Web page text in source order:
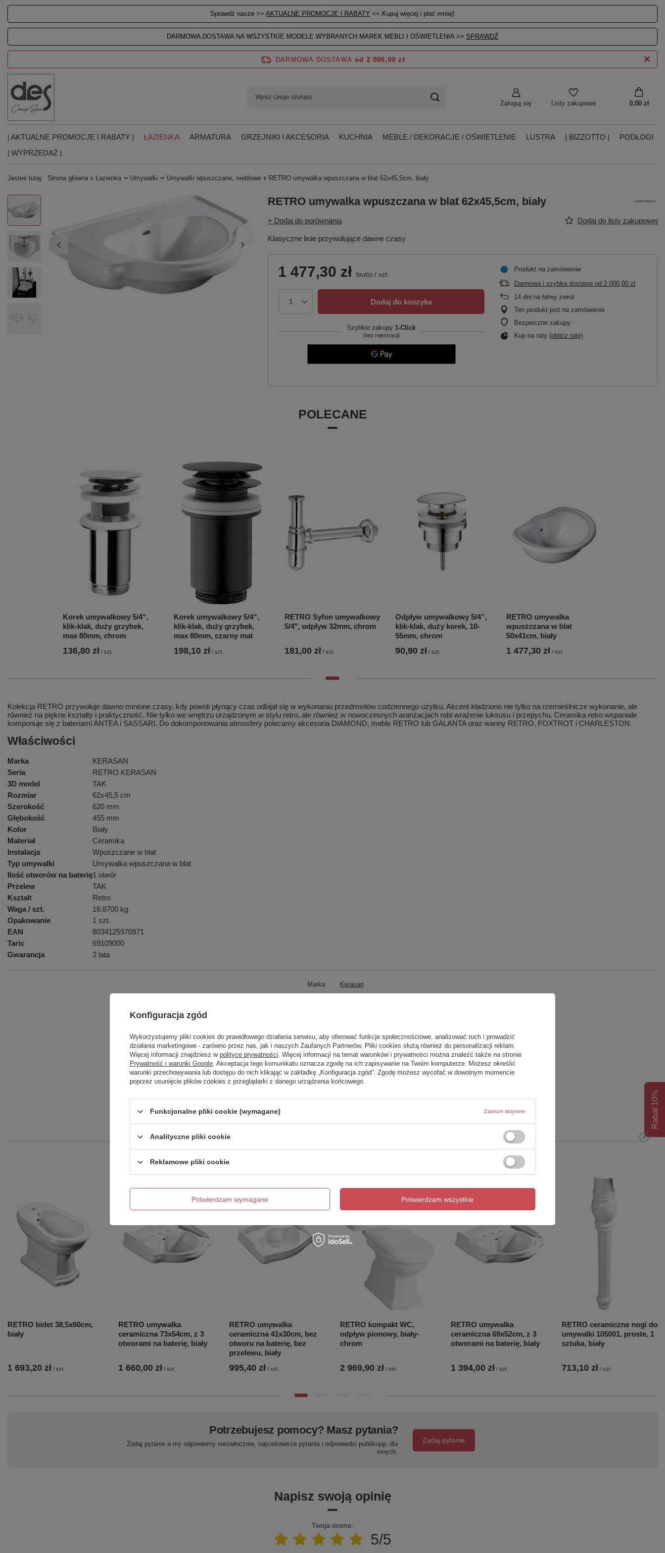
Sprawdź nasze >> AKTUALNE PROMOCJE I RABATY << Kupuj więcej i płać mniej!
DARMOWA DOSTAWA NA WSZYSTKIE MODELE WYBRANYCH MAREK MEBLI I OŚWIETLENIA >> SPRAWDŹ
Zaloguj się Listy zakupowe 0,00 zł
DARMOWA DOSTAWA od 2 000,00 zł
| AKTUALNE PROMOCJE I RABATY | ŁAZIENKA ARMATURA GRZEJNIKI I AKCESORIA KUCHNIA MEBLE / DEKORACJE / OŚWIETLENIE LUSTRA | BIZZOTTO |
PODŁOGI
| WYPRZEDAŻ |
Jesteś tutaj: Strona główna Łazienka Umywalki Umywalki wpuszczane, meblowe RETRO umywalka wpuszczana w blat 62x45,5cm, biały
RETRO umywalka wpuszczana w blat 62x45,5cm, biały
+ Dodaj do porównania Dodaj do listy zakupowej
Klasyczne linie przywołujące dawne czasy
1 477,30 zł brutto/ szt.
Dodaj do koszyka
Szybkie zakupy 1-Click
(bez rejestracji)
Produkt na zamówienie
Darmowa i szybka dostawa od2 000,00 zł
14 dni na łatwy zwrot
Ten produkt jest na zamówienie
Bezpieczne zakupy
Kup na raty (oblicz ratę)
POLECANE
Korek umywalkowy 5/4“,
klik-klak, duży grzybek,
max 80mm, chrom
136,80 zł / szt.
Korek umywalkowy 5/4“,
klik-klak, duży grzybek,
max 80mm, czarny mat
198,10 zł / szt.
RETRO Syfon umywalkowy
5/4", odpływ 32mm, chrom
181,00 zł / szt.
Odpływ umywalkowy 5/4”,
klik-klak, duży korek, 10-
55mm, chrom
90,90 zł / szt.
RETRO umywalka
wpuszczana w blat
50x41cm, biały
1 477,30 zł / szt.
Kolekcja RETRO przywołuje dawno minione czasy, kdy powoli płynący czas odbijał się w wykonaniu przedmiotów codziennego użytku. Akcent kładziono nie tylko na rzemieślnicze wykonanie, ale
również na piękne kształty i praktyczność. Nie tylko we wnętrzu urządzonym w stylu retro, ale również w nowoczesnych aranżacjach robi wrażenie luksusu i przepychu. Ceramika retro wspaniale
komponuje się z bateriami ANTEA i SASSARI. Do dokomponowania atmosfery polecamy akcesoria DIAMOND, meble RETRO lub GALANTA oraz wanny RETRO, FOXTROT i CHARLESTON.
Właściwości
Marka
KERASAN
Seria
RETRO KERASAN
3D model
TAK
Rozmiar
62x45,5 cm
Szerokość
620 mm
Głębokość
455 mm
Kolor
Biały
Materiał
Ceramika
Instalacja
Wpuszczane w blat
Typ umywalki
Umywalka wpuszczana w blat
Ilość otworów na baterię1 otwór
Przelew
TAK
Kształt
Retro
Waga / szt.
16.8700 kg
Opakowanie
1 szt.
EAN
8034125970971
Taric
69109000
Gwarancja
2 lata
Marka Kerasan
Produkt na zamówienie czas oczekiwania na dostawę z produkcji (dni): 0
Gwarancja w miesiącach 24
kolor biały
RETRO bidet 38,5x60cm,
biały
1 693,20 zł / szt.
RETRO umywalka
ceramiczna 73x54cm, z 3
otworami na baterię, biały
1 660,00 zł / szt.
RETRO umywalka
ceramiczna 41x30cm, bez
otworu na baterię, bez
przelewu, biały
995,40 zł / szt.
RETRO kompakt WC,
odpływ pionowy, biały-
chrom
2 969,90 zł / szt.
RETRO umywalka
ceramiczna 69x52cm, z 3
otworami na baterię, biały
1 394,00 zł / szt.
RETRO ceramiczne nogi do
umywalki 105001, proste, 1
sztuka, biały
713,10 zł / szt.
Potrzebujesz pomocy? Masz pytania?
Zadaj pytanie a my odpowiemy niezwłocznie, najciekawsze pytania i odpowiedzi publikując dla
innych.
Zadaj pytanie
Napisz swoją opinię
Twoja ocena:
5/5
Rabat 10%
Konfiguracja zgód
Wykorzystujemy pliki cookies do prawidłowego działania serwisu, aby oferować funkcje społecznościowe, analizować ruch i prowadzić
działania marketingowe - zarówno przez nas, jak i naszych Zaufanych Partnerów. Pliki cookies służą również do personalizacji reklam.
Więcej informacji znajdziesz w polityce prywatności. Więcej informacji na temat warunków i prywatności można znaleźć także na stronie
Prywatność i warunki Google. Akceptacja tego komunikatu oznacza zgodę na ich zapisywanie na Twoim komputerze. Możesz określić
warunki przechowywania lub dostępu do nich klikając w zakładkę „Konfiguracja zgód”. Zgodę możesz wycofać w dowolnym momencie
poprzez usunięcie plików cookies z przeglądarki z danego urządzenia końcowego.
Funkcjonalne pliki cookie (wymagane) Zawsze aktywne
Analityczne pliki cookie
Reklamowe pliki cookie
Potwierdzam wymagane Potwierdzam wszystkie